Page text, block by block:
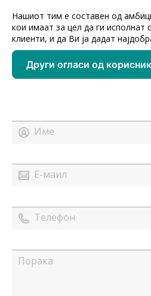
Нашиот тим е составен од
кои имаат за цел да ги
клиенти, и да Ви ја дадат
Други огласи од